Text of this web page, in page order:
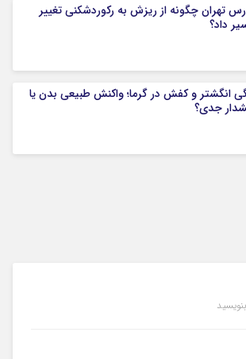
تهران چگونه از ریزش به رکوردشکنی تغییر
داد؟
انگشتر و کفش در گرما؛ واکنش طبیعی بدن یا
جدی؟